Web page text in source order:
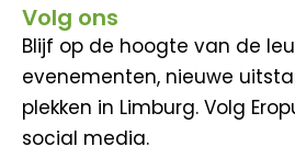
Volg ons
Blijf op de hoogte van de
evenementen, nieuwe
plekken in Limburg. Volg
social media.